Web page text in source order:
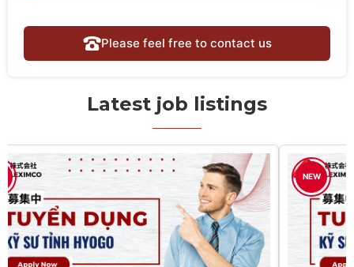
Please feel free to contact us
Latest job listings
NEW